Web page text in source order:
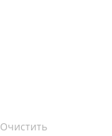
Очистить